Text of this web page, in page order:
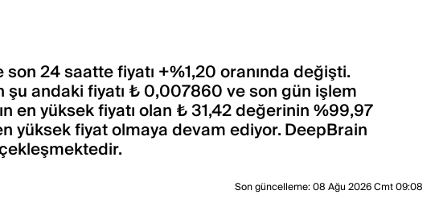
24 saatte fiyatı +%1,20 oranında değişti.
şu andaki fiyatı ₺ 0,007860 ve son gün işlem
en yüksek fiyatı olan ₺ 31,42 değerinin %99,97
yüksek fiyat olmaya devam ediyor. DeepBrain
Son güncelleme:08 Ağu 2026 Cmt 09:08